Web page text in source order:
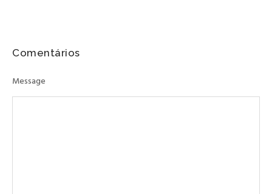
Comentários
Message